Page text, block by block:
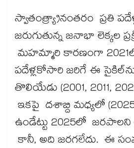
స్వాతంత్య్రానంతరం ప్రతి
జరుగుతున్న జనాభా లెక్కల
మహమ్మారి కారణంగా
పదేళ్లకోసారి జరిగే ఈ
తొలియేడు (2001, 2011,
ఇకపై దశాబ్ది మధ్యలో
ఉండేట్టు 2025లో జరపాలని
కానీ, అది జరగలేదు. ఈ